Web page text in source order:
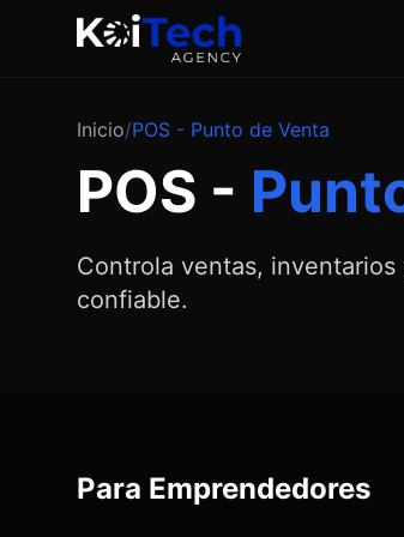
Inicio/POS - Punto de Venta
POS -
Controla ventas,
confiable.
Para Emprendedores